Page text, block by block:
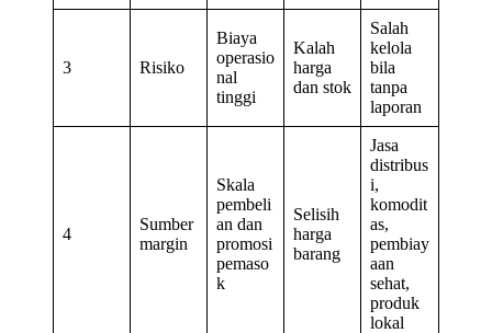
3 Risiko
Biaya
operasio
nal
tinggi
Kalah
harga
dan stok
Salah
kelola
bila
tanpa
laporan
4
Sumber
margin
Skala
pembeli
an dan
promosi
pemaso
k
Selisih
harga
barang
Jasa
distribus
i,
komodit
as,
pembiay
aan
sehat,
produk
lokal